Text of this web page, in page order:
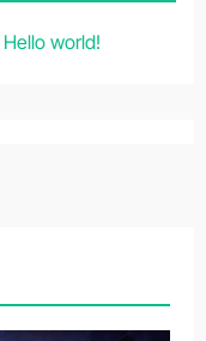
Hello world!